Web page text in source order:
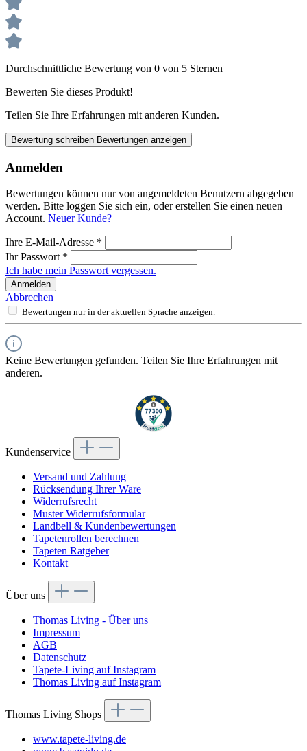
Durchschnittliche Bewertung von 0 von 5 Sternen
Bewerten Sie dieses Produkt!
Teilen Sie Ihre Erfahrungen mit anderen Kunden.
Bewertung schreiben Bewertungen anzeigen
Anmelden
Bewertungen können nur von angemeldeten Benutzern abgegeben
werden. Bitte loggen Sie sich ein, oder erstellen Sie einen neuen
Account. Neuer Kunde?
Ihre E-Mail-Adresse *
Ihr Passwort *
Ich habe mein Passwort vergessen.
Anmelden
Abbrechen
Bewertungen nur in der aktuellen Sprache anzeigen.
Keine Bewertungen gefunden. Teilen Sie Ihre Erfahrungen mit
anderen.
Kundenservice
Versand und Zahlung
Rücksendung Ihrer Ware
Widerrufsrecht
Muster Widerrufsformular
Landbell & Kundenbewertungen
Tapetenrollen berechnen
Tapeten Ratgeber
Kontakt
Über uns
Thomas Living - Über uns
Impressum
AGB
Datenschutz
Tapete-Living auf Instagram
Thomas Living auf Instagram
Thomas Living Shops
www.tapete-living.de